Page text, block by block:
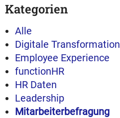
Kategorien
Alle
Digitale Transformation
Employee Experience
functionHR
HR Daten
Leadership
Mitarbeiterbefragung